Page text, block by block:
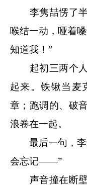
李隽喆愣了半
喉结一动，哑着
知道我！”
起初三两个人
起来。铁锹当麦
章；跑调的、破
浪卷在一起。
最后一句，李
会忘记——”
声音撞在断壁